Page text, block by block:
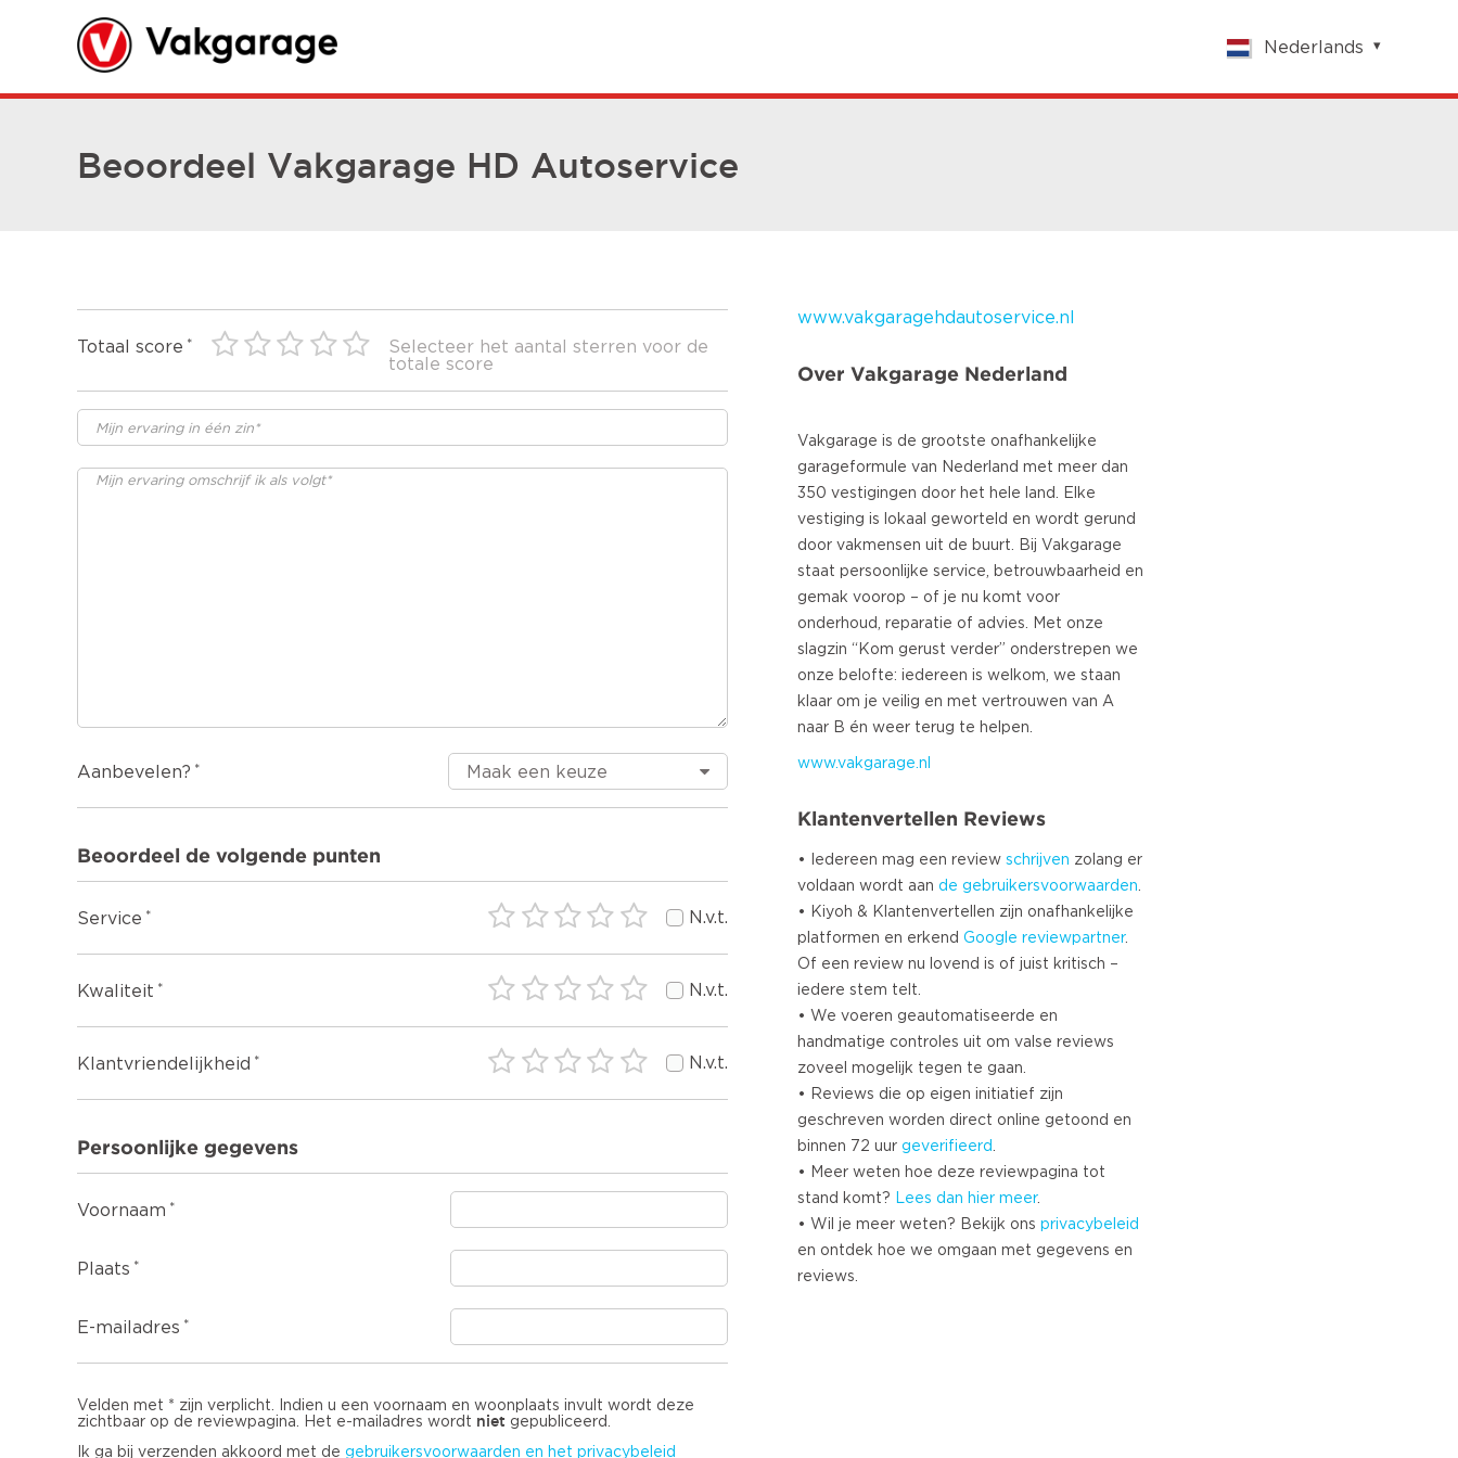
Nederlands
Nederlands
Beoordeel Vakgarage HD Autoservice
Totaal score
Selecteer het aantal sterren voor de
totale score
Aanbevelen?
Beoordeel de volgende punten
Service N.v.t.
Kwaliteit N.v.t.
Klantvriendelijkheid N.v.t.
Persoonlijke gegevens
Voornaam
Plaats
E-mailadres
Velden met * zijn verplicht. Indien u een voornaam en woonplaats invult wordt deze
zichtbaar op de reviewpagina. Het e-mailadres wordt niet gepubliceerd.
Ik ga bij verzenden akkoord met de gebruikersvoorwaarden en het privacybeleid
www.vakgaragehdautoservice.nl
Over Vakgarage Nederland
Vakgarage is de grootste onafhankelijke
garageformule van Nederland met meer dan
350 vestigingen door het hele land. Elke
vestiging is lokaal geworteld en wordt gerund
door vakmensen uit de buurt. Bij Vakgarage
staat persoonlijke service, betrouwbaarheid en
gemak voorop – of je nu komt voor
onderhoud, reparatie of advies. Met onze
slagzin “Kom gerust verder” onderstrepen we
onze belofte: iedereen is welkom, we staan
klaar om je veilig en met vertrouwen van A
www.vakgarage.nl
Klantenvertellen Reviews
• Iedereen mag een review schrijven zolang er
voldaan wordt aan de gebruikersvoorwaarden
• Kiyoh & Klantenvertellen zijn onafhankelijke
platformen en erkend Google reviewpartner.
Of een review nu lovend is of juist kritisch –
iedere stem telt.
• We voeren geautomatiseerde en
handmatige controles uit om valse reviews
zoveel mogelijk tegen te gaan.
• Reviews die op eigen initiatief zijn
geschreven worden direct online getoond en
binnen 72 uur geverifieerd
• Meer weten hoe deze reviewpagina tot
stand komt? Lees dan hier meer.
• Wil je meer weten? Bekijk ons privacybeleid
en ontdek hoe we omgaan met gegevens en
reviews.